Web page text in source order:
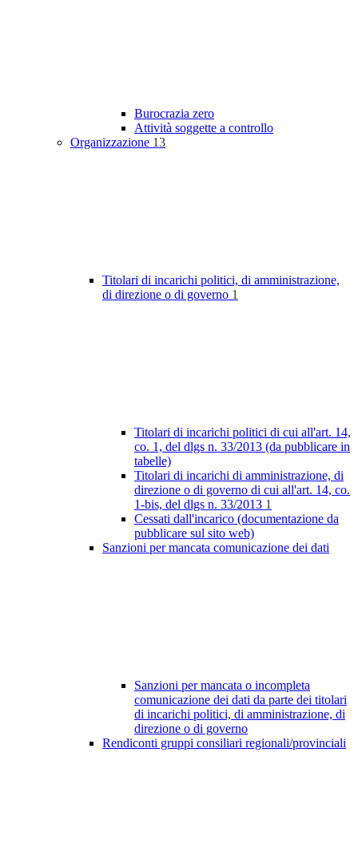
Burocrazia zero
Attività soggette a controllo
Organizzazione 13
Titolari di incarichi politici, di amministrazione,
di direzione o di governo 1
Titolari di incarichi politici di cui all'art. 14,
co. 1, del dlgs n. 33/2013 (da pubblicare in
tabelle)
Titolari di incarichi di amministrazione, di
direzione o di governo di cui all'art. 14, co.
1-bis, del dlgs n. 33/2013 1
Cessati dall'incarico (documentazione da
pubblicare sul sito web)
Sanzioni per mancata comunicazione dei dati
Sanzioni per mancata o incompleta
comunicazione dei dati da parte dei titolari
di incarichi politici, di amministrazione, di
direzione o di governo
Rendiconti gruppi consiliari regionali/provinciali